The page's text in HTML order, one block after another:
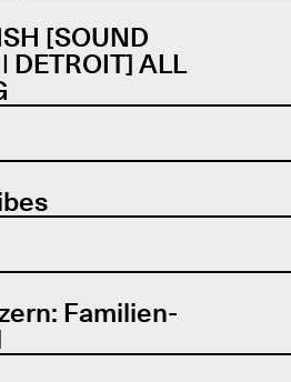
[SOUND
DETROIT] ALL
Familien-